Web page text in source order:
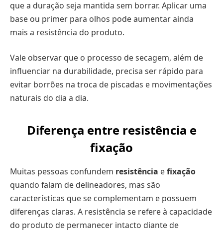
que a duração seja mantida sem borrar. Aplicar uma
base ou primer para olhos pode aumentar ainda
mais a resistência do produto.
Vale observar que o processo de secagem, além de
influenciar na durabilidade, precisa ser rápido para
evitar borrões na troca de piscadas e movimentações
naturais do dia a dia.
Diferença entre resistência e
fixação
Muitas pessoas confundem resistência efixação
quando falam de delineadores, mas são
características que se complementam e possuem
diferenças claras. A resistência se refere à capacidade
do produto de permanecer intacto diante de